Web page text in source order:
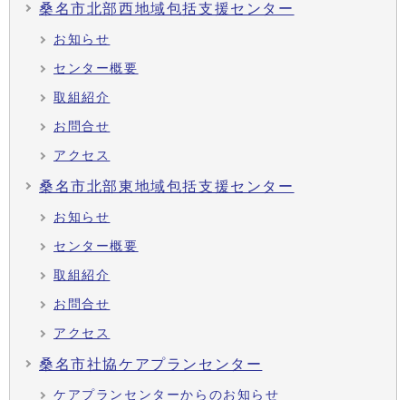
桑名市北部西地域包括支援センター
お知らせ
センター概要
取組紹介
お問合せ
アクセス
桑名市北部東地域包括支援センター
お知らせ
センター概要
取組紹介
お問合せ
アクセス
桑名市社協ケアプランセンター
ケアプランセンターからのお知らせ